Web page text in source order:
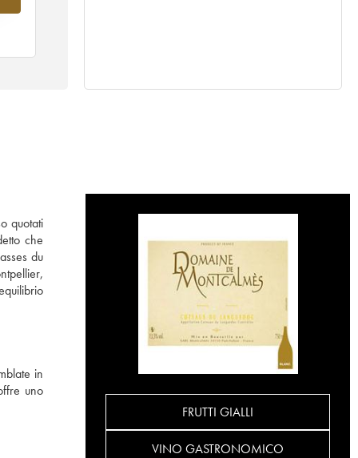
quotati
che
du
in
uno
FRUTTI GIALLI
VINO GASTRONOMICO